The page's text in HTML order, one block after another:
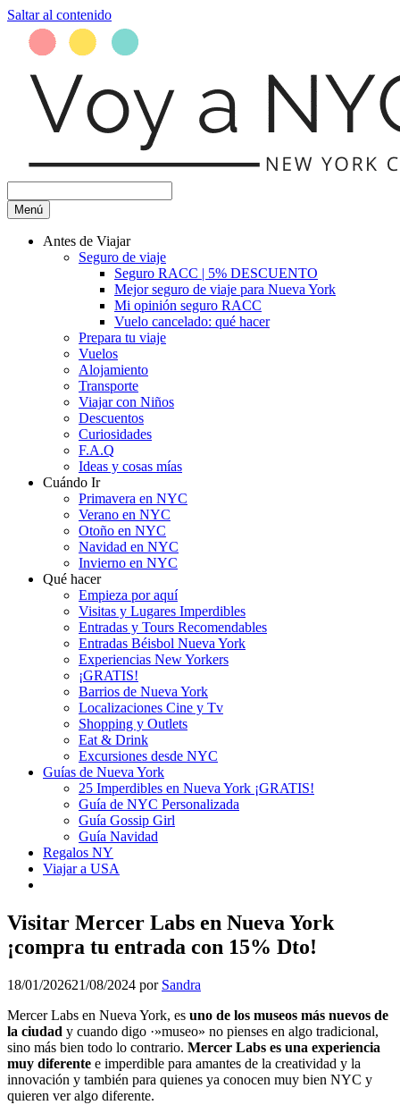
Saltar al contenido
Menú
Antes de Viajar
Seguro de viaje
Seguro RACC | 5% DESCUENTO
Mejor seguro de viaje para Nueva York
Mi opinión seguro RACC
Vuelo cancelado: qué hacer
Prepara tu viaje
Vuelos
Alojamiento
Transporte
Viajar con Niños
Descuentos
Curiosidades
F.A.Q
Ideas y cosas mías
Cuándo Ir
Primavera en NYC
Verano en NYC
Otoño en NYC
Navidad en NYC
Invierno en NYC
Qué hacer
Empieza por aquí
Visitas y Lugares Imperdibles
Entradas y Tours Recomendables
Entradas Béisbol Nueva York
Experiencias New Yorkers
¡GRATIS!
Barrios de Nueva York
Localizaciones Cine y Tv
Shopping y Outlets
Eat & Drink
Excursiones desde NYC
Guías de Nueva York
25 Imperdibles en Nueva York ¡GRATIS!
Guía de NYC Personalizada
Guía Gossip Girl
Guía Navidad
Regalos NY
Viajar a USA
Visitar Mercer Labs en Nueva York
¡compra tu entrada con 15% Dto!
18/01/202621/08/2024 por Sandra
Mercer Labs en Nueva York, es uno de los museos más nuevos de
la ciudad y cuando digo ·»museo» no pienses en algo tradicional,
sino más bien todo lo contrario. Mercer Labs es una experiencia
muy diferente e imperdible para amantes de la creatividad y la
innovación y también para quienes ya conocen muy bien NYC y
quieren ver algo diferente.